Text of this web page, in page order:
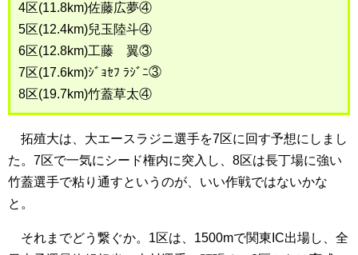
4区(11.8km)佐藤広夢④
5区(12.4km)兒玉陸斗④
6区(12.8km)工藤 翼③
7区(17.6km)ｼﾞｮｾﾌ ﾗｼﾞﾆ③
8区(19.7km)竹蓋草太④
拓殖大は、大エースラジニ選手を7区に回す予想にしまし
た。7区で一気にシード権内に突入し、8区は長丁場に強い
竹蓋選手で粘り通すというのが、いい作戦ではないかな
と。
それまでどう繋ぐか。1区は、1500mで関東IC出場し、全